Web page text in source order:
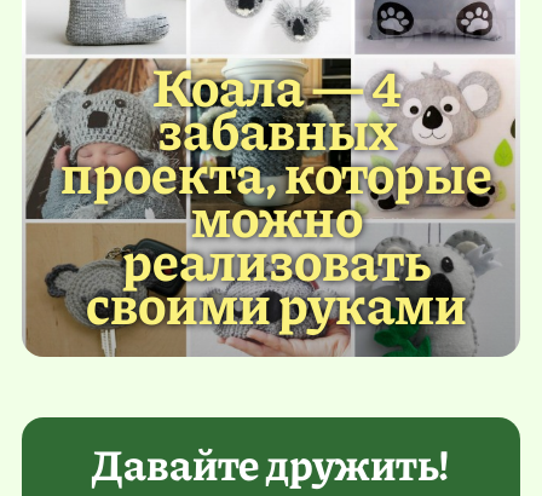
Коала — 4
забавных
проекта, которые
можно
реализовать
своими руками
Давайте дружить!